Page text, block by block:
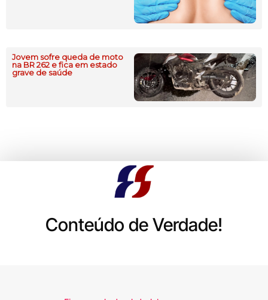
Jovem sofre queda de moto
na BR 262 e fica em estado
grave de saúde
Conteúdo de Verdade!